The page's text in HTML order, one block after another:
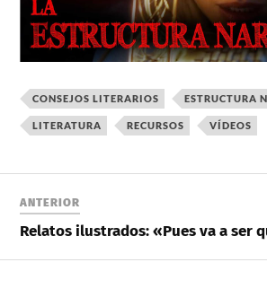
CONSEJOS LITERARIOS ESTRUCTURA
LITERATURA RECURSOS VÍDEOS
ANTERIOR
Relatos ilustrados: «Pues va a ser